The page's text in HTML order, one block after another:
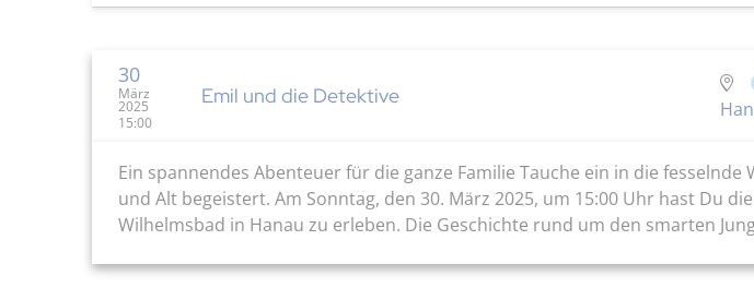
30
März
2025
15:00
Emil und die Detektive
Ein spannendes Abenteuer für die ganze Familie Tauche ein in die
und Alt begeistert. Am Sonntag, den 30. März 2025, um 15:00 Uhr hast Du
Wilhelmsbad in Hanau zu erleben. Die Geschichte rund um den smarten